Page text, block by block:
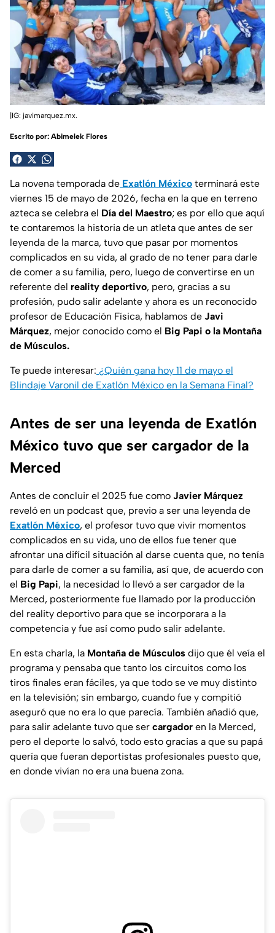
|IG: javimarquez.mx.
Escrito por: Abimelek Flores
La novena temporada de Exatlón México terminará este
viernes 15 de mayo de 2026, fecha en la que en terreno
azteca se celebra el Día del Maestro; es por ello que aquí
te contaremos la historia de un atleta que antes de ser
leyenda de la marca, tuvo que pasar por momentos
complicados en su vida, al grado de no tener para darle
de comer a su familia, pero, luego de convertirse en un
referente del reality deportivo, pero, gracias a su
profesión, pudo salir adelante y ahora es un reconocido
profesor de Educación Física, hablamos de Javi
Márquez, mejor conocido como el Big Papi o la Montaña
de Músculos.
Te puede interesar: ¿Quién gana hoy 11 de mayo el
Blindaje Varonil de Exatlón México en la Semana Final?
Antes de ser una leyenda de Exatlón
México tuvo que ser cargador de la
Merced
Antes de concluir el 2025 fue como Javier Márquez
reveló en un podcast que, previo a ser una leyenda de
Exatlón México, el profesor tuvo que vivir momentos
complicados en su vida, uno de ellos fue tener que
afrontar una difícil situación al darse cuenta que, no tenía
para darle de comer a su familia, así que, de acuerdo con
el Big Papi, la necesidad lo llevó a ser cargador de la
Merced, posteriormente fue llamado por la producción
del reality deportivo para que se incorporara a la
competencia y fue así como pudo salir adelante.
En esta charla, la Montaña de Músculos dijo que él veía el
programa y pensaba que tanto los circuitos como los
tiros finales eran fáciles, ya que todo se ve muy distinto
en la televisión; sin embargo, cuando fue y compitió
aseguró que no era lo que parecía. También añadió que,
para salir adelante tuvo que ser cargador en la Merced,
pero el deporte lo salvó, todo esto gracias a que su papá
quería que fueran deportistas profesionales puesto que,
en donde vivían no era una buena zona.